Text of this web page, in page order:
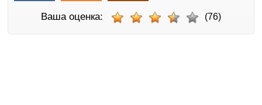
Ваша оценка: (76)